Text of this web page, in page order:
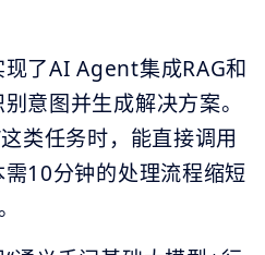
现了AI Agent集成RAG和
意图并生成解决方案。
类任务时，能直接调用
10分钟的处理流程缩短